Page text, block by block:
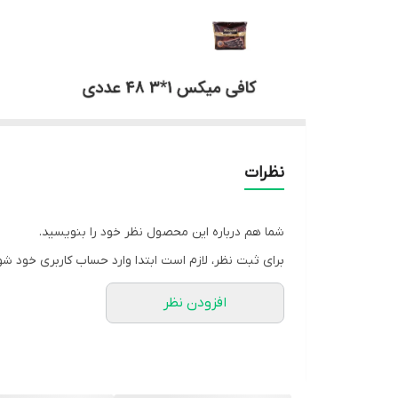
نظرات
شما هم درباره این محصول نظر خود را بنویسید.
برای ثبت نظر، لازم است ابتدا وارد حساب کاربری خود
افزودن نظر